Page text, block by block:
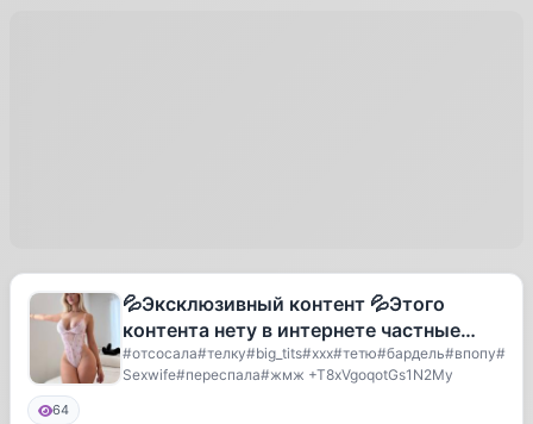
💦Эксклюзивный контент 💦Этого
контента нету в интернете частные
архивы 💦Пополнение контента
каждый де
#отсосала#телку#big_tits#xxx#тетю#бардель#впопу#
Sexwife#переспала#жмж +T8xVgoqotGs1N2My
64